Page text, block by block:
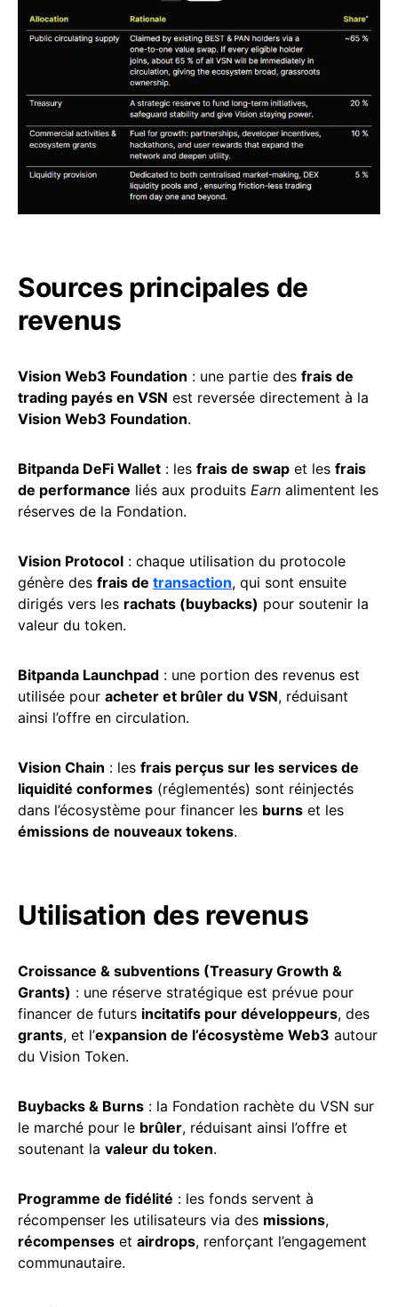
Sources principales de
revenus
Vision Web3 Foundation : une partie des frais de
trading payés en VSN est reversée directement à la
Vision Web3 Foundation.
Bitpanda DeFi Wallet : les frais de swap et les frais
de performance liés aux produits Earn alimentent les
réserves de la Fondation.
Vision Protocol : chaque utilisation du protocole
génère des frais de transaction, qui sont ensuite
dirigés vers les rachats (buybacks) pour soutenir la
valeur du token.
Bitpanda Launchpad : une portion des revenus est
utilisée pour acheter et brûler du VSN, réduisant
ainsi l’offre en circulation.
Vision Chain : les frais perçus sur les services de
liquidité conformes (réglementés) sont réinjectés
dans l’écosystème pour financer les burns et les
émissions de nouveaux tokens.
Utilisation des revenus
Croissance & subventions (Treasury Growth &
Grants) : une réserve stratégique est prévue pour
financer de futurs incitatifs pour développeurs, des
grants, et l’expansion de l’écosystème Web3 autour
du Vision Token.
Buybacks & Burns : la Fondation rachète du VSN sur
le marché pour le brûler, réduisant ainsi l’offre et
soutenant la valeur du token.
Programme de fidélité : les fonds servent à
récompenser les utilisateurs via des missions,
récompenses et airdrops, renforçant l’engagement
communautaire.